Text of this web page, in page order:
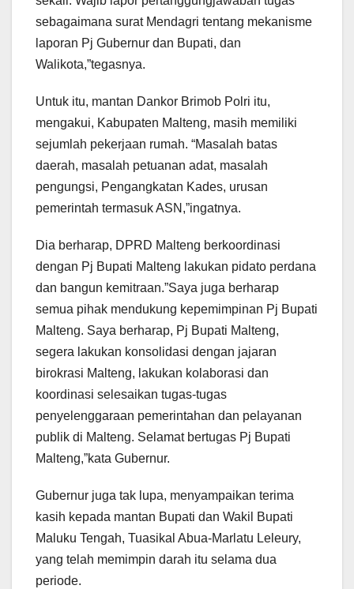
sebagaimana surat Mendagri tentang mekanisme
laporan Pj Gubernur dan Bupati, dan
Walikota,”tegasnya.
Untuk itu, mantan Dankor Brimob Polri itu,
mengakui, Kabupaten Malteng, masih memiliki
sejumlah pekerjaan rumah. “Masalah batas
daerah, masalah petuanan adat, masalah
pengungsi, Pengangkatan Kades, urusan
pemerintah termasuk ASN,”ingatnya.
Dia berharap, DPRD Malteng berkoordinasi
dengan Pj Bupati Malteng lakukan pidato perdana
dan bangun kemitraan.”Saya juga berharap
semua pihak mendukung kepemimpinan Pj Bupati
Malteng. Saya berharap, Pj Bupati Malteng,
segera lakukan konsolidasi dengan jajaran
birokrasi Malteng, lakukan kolaborasi dan
koordinasi selesaikan tugas-tugas
penyelenggaraan pemerintahan dan pelayanan
publik di Malteng. Selamat bertugas Pj Bupati
Malteng,”kata Gubernur.
Gubernur juga tak lupa, menyampaikan terima
kasih kepada mantan Bupati dan Wakil Bupati
Maluku Tengah, Tuasikal Abua-Marlatu Leleury,
yang telah memimpin darah itu selama dua
periode.